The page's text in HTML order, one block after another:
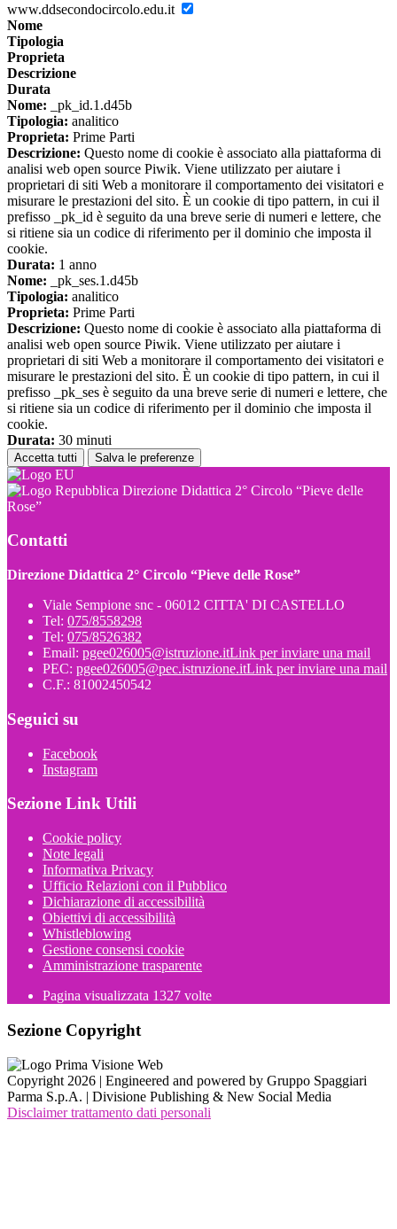
www.ddsecondocircolo.edu.it
Nome
Tipologia
Proprieta
Descrizione
Durata
Nome: _pk_id.1.d45b
Tipologia: analitico
Proprieta: Prime Parti
Descrizione: Questo nome di cookie è associato alla piattaforma di
analisi web open source Piwik. Viene utilizzato per aiutare i
proprietari di siti Web a monitorare il comportamento dei visitatori e
misurare le prestazioni del sito. È un cookie di tipo pattern, in cui il
prefisso _pk_id è seguito da una breve serie di numeri e lettere, che
si ritiene sia un codice di riferimento per il dominio che imposta il
cookie.
Durata: 1 anno
Nome: _pk_ses.1.d45b
Tipologia: analitico
Proprieta: Prime Parti
Descrizione: Questo nome di cookie è associato alla piattaforma di
analisi web open source Piwik. Viene utilizzato per aiutare i
proprietari di siti Web a monitorare il comportamento dei visitatori e
misurare le prestazioni del sito. È un cookie di tipo pattern, in cui il
prefisso _pk_ses è seguito da una breve serie di numeri e lettere, che
si ritiene sia un codice di riferimento per il dominio che imposta il
cookie.
Durata: 30 minuti
Accetta tutti Salva le preferenze
Direzione Didattica 2° Circolo “Pieve delle
Rose”
Contatti
Direzione Didattica 2° Circolo “Pieve delle Rose”
Viale Sempione snc - 06012 CITTA' DI CASTELLO
Tel: 075/8558298
Tel: 075/8526382
Email: pgee026005@istruzione.itLink per inviare una mail
PEC: pgee026005@pec.istruzione.itLink per inviare una mail
C.F.: 81002450542
Seguici su
Facebook
Instagram
Sezione Link Utili
Cookie policy
Note legali
Informativa Privacy
Ufficio Relazioni con il Pubblico
Dichiarazione di accessibilità
Obiettivi di accessibilità
Whistleblowing
Gestione consensi cookie
Amministrazione trasparente
Pagina visualizzata 1327 volte
Sezione Copyright
Copyright 2026 | Engineered and powered by Gruppo Spaggiari
Parma S.p.A. | Divisione Publishing & New Social Media
Disclaimer trattamento dati personali